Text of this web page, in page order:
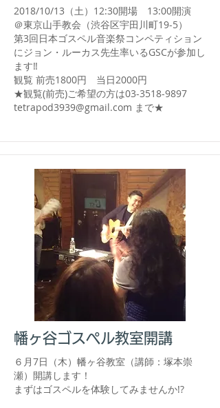
2018/10/13（土）12:30開場 13:00開演
＠東京山手教会（渋谷区宇田川町19-5）
第3回日本ゴスペル音楽祭コンペティション
にジョン・ルーカス先生率いるGSCが参加し
ます‼
観覧 前売1800円 当日2000円
★観覧(前売)ご希望の方は03-3518-9897
tetrapod3939@gmail.com まで★
幡ヶ谷ゴスペル教室開講
​６月7日（木）幡ヶ谷教室（講師：塚本崇
瀬）開講します！
​まずはゴスペルを体験してみませんか!?